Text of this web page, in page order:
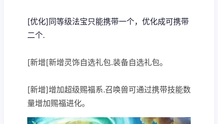
[优化]同等级法宝只能携带一个，优化成可携带
二个.
[新增[新增灵饰自选礼包.装备自选礼包。
[新增]增加超级赐福系.召唤兽可通过携带技能数
量增加赐福进化。